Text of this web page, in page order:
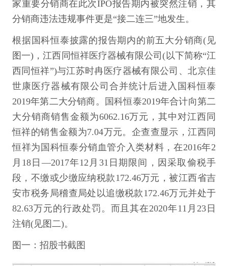
家重要分销商在此次IPO报告期内被突然注销，其
分销商违法违规事件更是“接二连三”地发生。
根据国科恒泰披露的报告期内的前五大分销商(见
图一)，江西同恒祥医疗器械有限公司(以下简称“江
西同恒祥”)与江苏时冉医疗器械有限公司、北京佳
世康医疗器械有限公司合并统计后进入国科恒泰
2019年第二大分销商。国科恒泰2019年合计向第二
大分销商销售金额为6062.16万元，其中对江西同
恒祥的销售金额为7.04万元。企查查显示，江西同
恒祥为国科恒泰分销血管介入类材料，在2016年2
月18日—2017年12月31日期限间，因采取偷税手
段，不缴或少缴应纳税款172.46万元，被江西省吉
安市税务局稽查局处以追缴税款172.46万元并处于
82.63万元的行政处罚。而且其在2020年11月23日
注销(见图二)。
图一：招股书截图